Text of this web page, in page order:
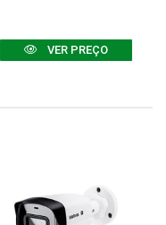
VER PREÇO